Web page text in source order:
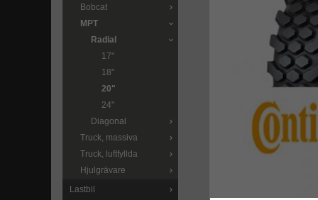
Bobcat
MPT
Radial
17"
18"
20"
24"
Diagonal
Truck, massiva
Truck, luftfyllda
Hjulgrävare
Lastbil